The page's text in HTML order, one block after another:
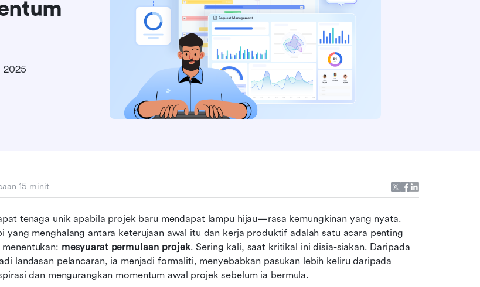
2025
15 minit
tenaga unik apabila projek baru mendapat lampu hijau—rasa kemungkinan yang nyata.
yang menghalang antara keterujaan awal itu dan kerja produktif adalah satu acara penting
mesyuarat permulaan projek. Sering kali, saat kritikal ini disia-siakan. Daripada
landasan pelancaran, ia menjadi formaliti, menyebabkan pasukan lebih keliru daripada
dan mengurangkan momentum awal projek sebelum ia bermula.